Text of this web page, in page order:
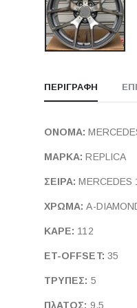
ΠΕΡΙΓΡΑΦΉ
ΟΝΟΜΑ:
ΜΑΡΚΑ: REPLICA
ΣΕΙΡΑ: MERCEDES
ΧΡΩΜΑ: A-
ΚΑΡΕ: 112
ET-OFFSET: 35
ΤΡΥΠΕΣ: 5
ΠλΑΤΟΣ: 9.5